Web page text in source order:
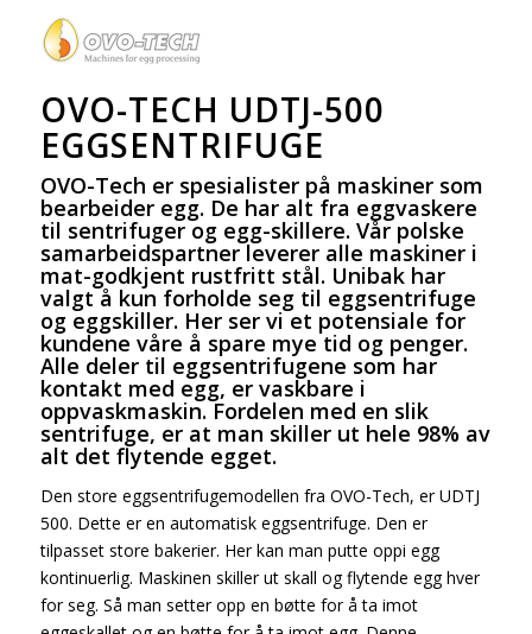
OVO-TECH UDTJ-500
EGGSENTRIFUGE
OVO-Tech er spesialister på maskiner som
bearbeider egg. De har alt fra eggvaskere
til sentrifuger og egg-skillere. Vår polske
samarbeidspartner leverer alle maskiner i
mat-godkjent rustfritt stål. Unibak har
valgt å kun forholde seg til eggsentrifuge
og eggskiller. Her ser vi et potensiale for
kundene våre å spare mye tid og penger.
Alle deler til eggsentrifugene som har
kontakt med egg, er vaskbare i
oppvaskmaskin. Fordelen med en slik
sentrifuge, er at man skiller ut hele 98% av
alt det flytende egget.
Den store eggsentrifugemodellen fra OVO-Tech, er UDTJ
500. Dette er en automatisk eggsentrifuge. Den er
tilpasset store bakerier. Her kan man putte oppi egg
kontinuerlig. Maskinen skiller ut skall og flytende egg hver
for seg. Så man setter opp en bøtte for å ta imot